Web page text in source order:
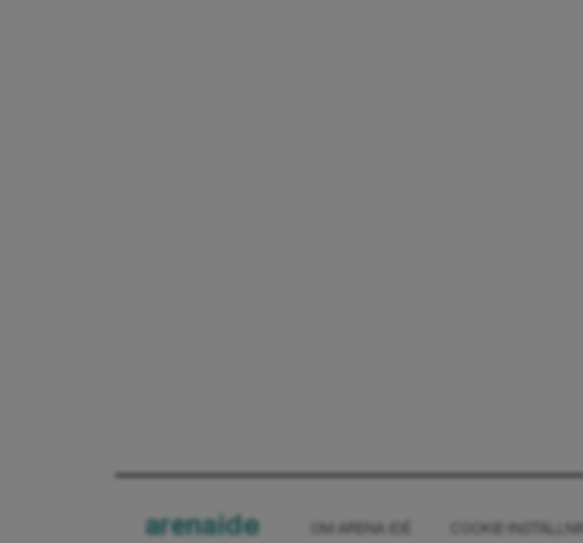
arenaide OM ARENA IDÉ COOKIE-